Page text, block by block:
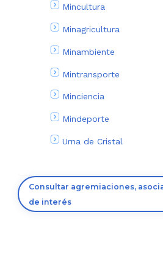
Mincultura
Minagricultura
Minambiente
Mintransporte
Minciencia
Mindeporte
Urna de Cristal
Consultar agremiaciones,
de interés